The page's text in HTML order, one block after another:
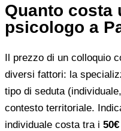
Quanto costa
psicologo a
Il prezzo di un colloquio
diversi fattori: la
tipo di seduta
contesto territoriale.
individuale costa tra i